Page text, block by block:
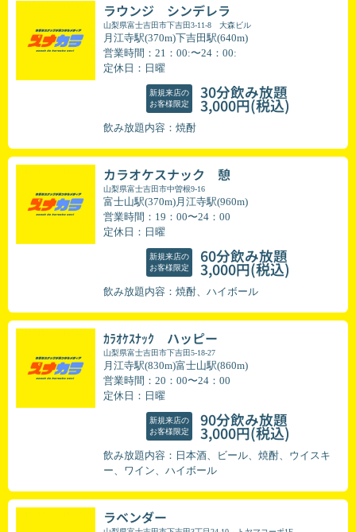
ラウンジ シンデレラ
山梨県富士吉田市下吉田3-11-8 大森ビル
月江寺駅(370m)下吉田駅(640m)
営業時間：21：00:〜24：00:
定休日：日曜
新規来店の
お客様限定
30分飲み放題
3,000円(税込)
飲み放題内容：焼酎
カラオケスナック 憩
山梨県富士吉田市中曽根9-16
富士山駅(370m)月江寺駅(960m)
営業時間：19：00〜24：00
定休日：日曜
新規来店の
お客様限定
60分飲み放題
3,000円(税込)
飲み放題内容：焼酎、ハイボール
ｶﾗｵｹｽﾅｯｸ ハッピー
山梨県富士吉田市下吉田5-18-27
月江寺駅(830m)富士山駅(860m)
営業時間：20：00〜24：00
定休日：日曜
新規来店の
お客様限定
90分飲み放題
3,000円(税込)
飲み放題内容：日本酒、ビール、焼酎、ウイスキ
ー、ワイン、ハイボール
ラベンダー